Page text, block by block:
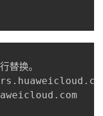
替换。
. huaweicloud .
. com